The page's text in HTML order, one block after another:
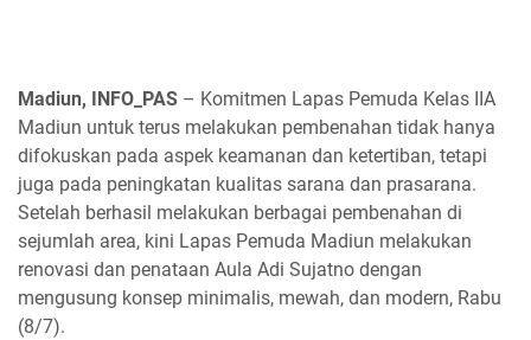
Madiun, INFO_PAS – Komitmen Lapas Pemuda Kelas IIA
Madiun untuk terus melakukan pembenahan tidak hanya
difokuskan pada aspek keamanan dan ketertiban, tetapi
juga pada peningkatan kualitas sarana dan prasarana.
Setelah berhasil melakukan berbagai pembenahan di
sejumlah area, kini Lapas Pemuda Madiun melakukan
renovasi dan penataan Aula Adi Sujatno dengan
mengusung konsep minimalis, mewah, dan modern, Rabu
(8/7).